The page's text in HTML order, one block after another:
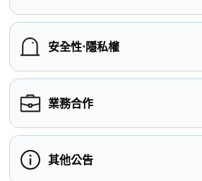
安全性⋅隱私權
業務合作
其他公告